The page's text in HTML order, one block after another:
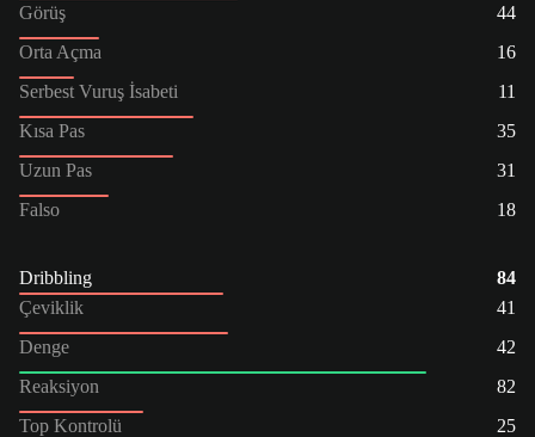
Görüş
44
Orta Açma
16
Serbest Vuruş İsabeti
11
Kısa Pas
35
Uzun Pas
31
Falso
18
Dribbling
84
Çeviklik
41
Denge
42
Reaksiyon
82
Top Kontrolü
25